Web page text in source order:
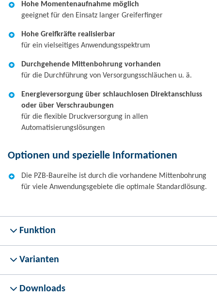
Hohe Momentenaufnahme möglich
geeignet für den Einsatz langer Greiferfinger
Hohe Greifkräfte realisierbar
für ein vielseitiges Anwendungsspektrum
Durchgehende Mittenbohrung vorhanden
für die Durchführung von Versorgungsschläuchen u. ä.
Energieversorgung über schlauchlosen Direktanschluss
oder über Verschraubungen
für die flexible Druckversorgung in allen
Automatisierungslösungen
Optionen und spezielle Informationen
Die PZB-Baureihe ist durch die vorhandene Mittenbohrung
für viele Anwendungsgebiete die optimale Standardlösung.
Funktion
Varianten
Downloads